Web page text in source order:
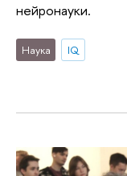
нейронауки.
Наука IQ